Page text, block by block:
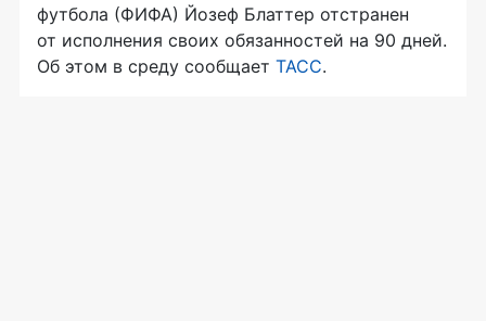
футбола (ФИФА) Йозеф Блаттер отстранен
от исполнения своих обязанностей на 90 дней.
Об этом в среду сообщает ТАСС.